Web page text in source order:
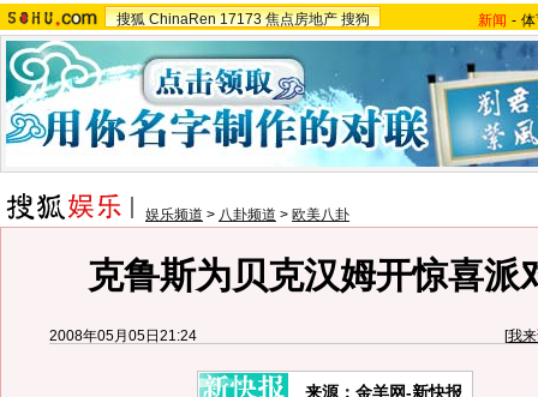
搜狐 ChinaRen 17173 焦点房地产 搜狗 新闻 -
娱乐频道 > 八卦频道 > 欧美八卦
克鲁斯为贝克汉姆开惊喜派
2008年05月05日21:24 [我
来源：金羊网-新快报